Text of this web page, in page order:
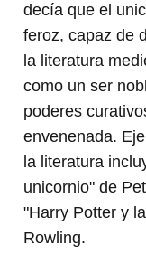
decía que el
feroz, capaz de
la literatura
como un ser
poderes
envenenada.
la literatura
unicornio" de
"Harry Potter y
Rowling.